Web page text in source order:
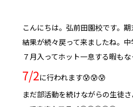
こんにちは。弘前田園校です。
結果が続々戻って来ましたね。
７月入ってホット一息する暇も
7/2に行われます😰😰😰
まだ部活動を続けながらの生徒